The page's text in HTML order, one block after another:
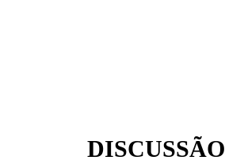
DISCUSSÃO